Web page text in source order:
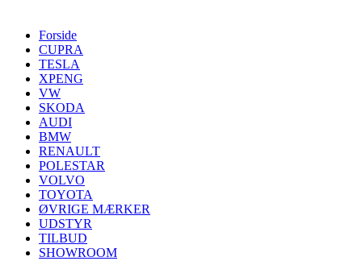
Forside
CUPRA
TESLA
XPENG
VW
SKODA
AUDI
BMW
RENAULT
POLESTAR
VOLVO
TOYOTA
ØVRIGE MÆRKER
UDSTYR
TILBUD
SHOWROOM